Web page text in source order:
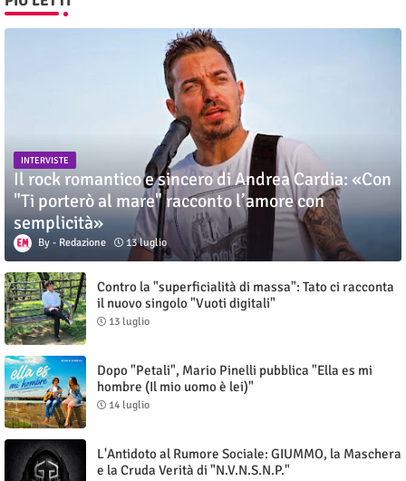
INTERVISTE
Il rock romantico e sincero di Andrea Cardia: «Con
"Ti porterò al mare" racconto l’amore con
semplicità»
Redazione 13 luglio
Contro la "superficialità di massa": Tato ci racconta
il nuovo singolo "Vuoti digitali"
13 luglio
Dopo "Petali", Mario Pinelli pubblica "Ella es mi
hombre (Il mio uomo è lei)"
14 luglio
L'Antidoto al Rumore Sociale: GIUMMO, la Maschera
e la Cruda Verità di "N.V.N.S.N.P."